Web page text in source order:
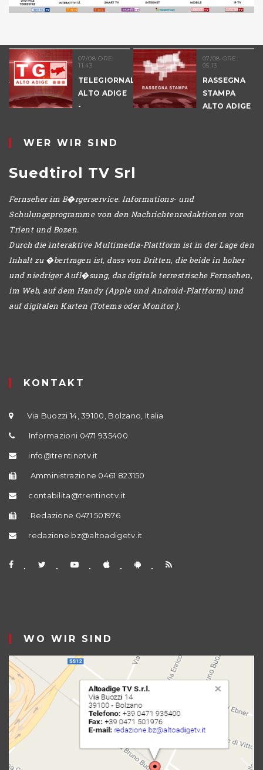
07/08 ORE:
11.43
TELEGIORNALE
ALTO ADIGE
-
07/08 ORE:
05.13
RASSEGNA
STAMPA
ALTO ADIGE
WER WIR SIND
Suedtirol TV Srl
Fernseher im B�rgerservice. Informations- und
Schulungsprogramme von den Nachrichtenredaktionen von
Trient und Bozen.
Durch die interaktive Multimedia-Plattform ist in der Lage den
Inhalt zu �bertragen ist, dass von Dritten, die beide in hoher
und niedriger Aufl�sung, das digitale terrestrische Fernsehen,
im Web, auf dem Handy (Apple und Android-Plattform) und
auf digitalen Karten (Totems oder Monitor ).
KONTAKT
Via Buozzi 14, 39100, Bolzano, Italia
Informazioni 0471 935400
info@trentinotv.it
Amministrazione 0461 823150
contabilita@trentinotv.it
Redazione 0471 501976
redazione.bz@altoadigetv.it
WO WIR SIND